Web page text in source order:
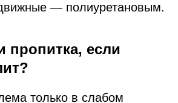
— полиуретановым.
пропитка, если
только в слабом